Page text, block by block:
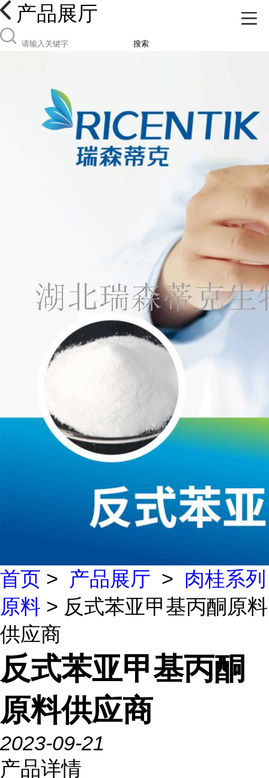
产品展厅
搜索
首页 > 产品展厅 > 肉桂系列
原料 > 反式苯亚甲基丙酮原料
供应商
反式苯亚甲基丙酮
原料供应商
2023-09-21
产品详情